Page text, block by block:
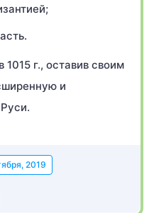
1015 г., оставив своим
и
2019